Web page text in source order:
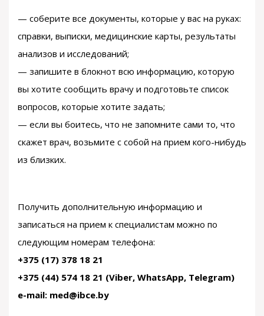
— соберите все документы, которые у вас на руках:
справки, выписки, медицинские карты, результаты
анализов и исследований;
— запишите в блокнот всю информацию, которую
вы хотите сообщить врачу и подготовьте список
вопросов, которые хотите задать;
— если вы боитесь, что не запомните сами то, что
скажет врач, возьмите с собой на прием кого-нибудь
из близких.
Получить дополнительную информацию и
записаться на прием к специалистам можно по
следующим номерам телефона:
+375 (17) 378 18 21
+375 (44) 574 18 21 (Viber, WhatsApp, Telegram)
e-mail: med@ibce.by